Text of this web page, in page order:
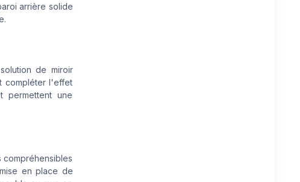
arrière solide
de miroir
compléter l'effet
permettent une
compréhensibles
en place de